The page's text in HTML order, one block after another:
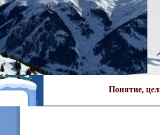
Понятие,